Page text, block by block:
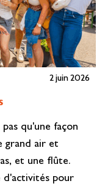
2 juin 2026
qu'une façon
grand air et
et une flûte.
d'activités pour